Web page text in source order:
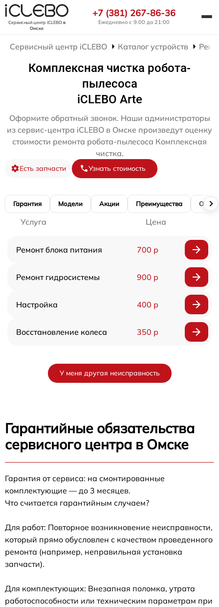
Сервисный центр iCLEBOв
Омске
+7 (381) 267-86-36
Ежедневно с 9:00 до 21:00
Сервисный центр iCLEBO Каталог устройств
Комплексная чистка робота-
пылесоса
iCLEBO Arte
Оформите обратный звонок. Наши администраторы
из сервис-центра iCLEBO в Омске произведут оценку
стоимости ремонта робота-пылесоса Комплексная
чистка.
Есть запчасти Узнать стоимость
Гарантия Модели Акции Преимущества
Услуга Цена
Ремонт блока питания 700 р
Ремонт гидросистемы 900 р
Настройка 400 р
Восстановление колеса 350 р
У меня другая неисправность
Гарантийные обязательства
сервисного центра в Омске
Гарантия от сервиса: на смонтированные
комплектующие — до 3 месяцев.
Что считается гарантийным случаем?
Для работ: Повторное возникновение неисправности,
который прямо обусловлен с качеством проведенного
ремонта (например, неправильная установка
запчасти).
Для комплектующих: Внезапная поломка, утрата
работоспособности или техническим параметрам при